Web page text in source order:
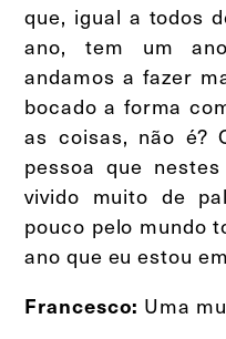
que, igual a todos
ano, tem um
andamos a fazer
bocado a forma
as coisas, não é?
pessoa que
vivido muito de
pouco pelo mundo
ano que eu estou
Francesco: Uma